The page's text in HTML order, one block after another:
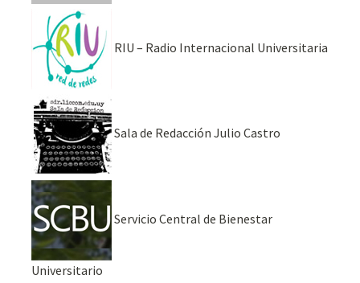
RIU – Radio Internacional Universitaria
Sala de Redacción Julio Castro
Servicio Central de Bienestar
Universitario